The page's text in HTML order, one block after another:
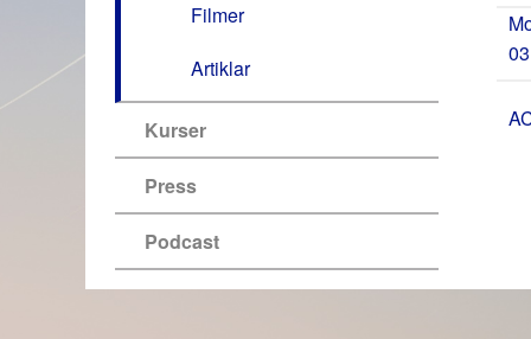
Filmer
Artiklar
Kurser
Press
Podcast